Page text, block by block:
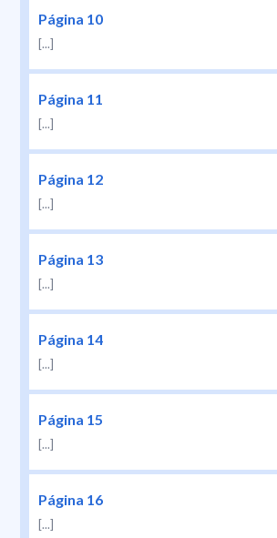
Página 10
[...]
Página 11
[...]
Página 12
[...]
Página 13
[...]
Página 14
[...]
Página 15
[...]
Página 16
[...]